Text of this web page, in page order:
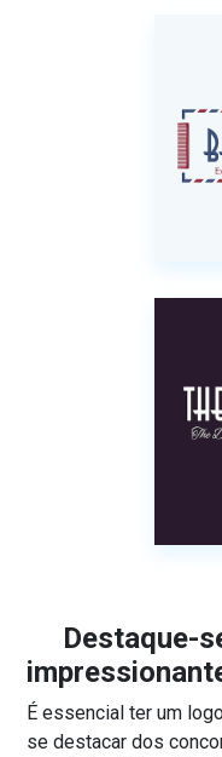
Destaque-
É essencial ter um
se destacar dos